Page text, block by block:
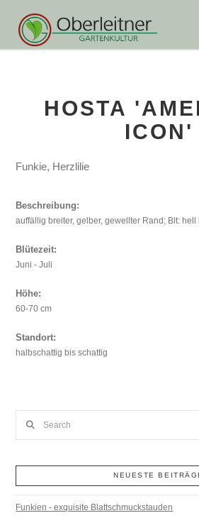
HOSTA
ICON'
Funkie, Herzlilie
Beschreibung:
auffällig breiter, gelber, gewellter Rand; Blt: hell
Blütezeit:
Juni - Juli
Höhe:
60-70 cm
Standort:
halbschattig bis schattig
NEUESTE
Funkien - exquisite Blattschmuckstauden